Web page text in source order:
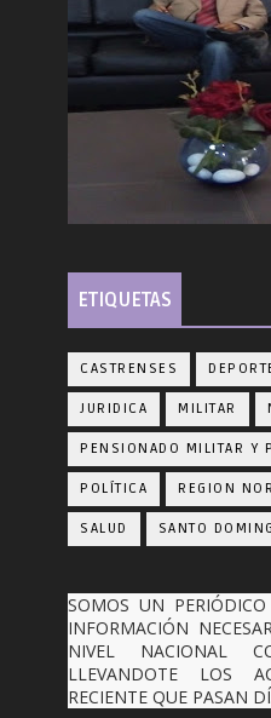
ETIQUETAS
CASTRENSES
JURIDICA MILITAR
PENSIONADO MILITAR Y
POLÍTICA REGION
SALUD SANTO
SOMOS UN
INFORMACIÓN
NIVEL NACIONAL
LLEVANDOTE LOS
RECIENTE QUE PASAN